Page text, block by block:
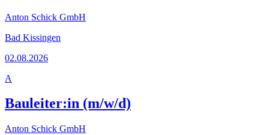
Anton Schick GmbH
Bad Kissingen
02.08.2026
A
Bauleiter:in (m/w/d)
Anton Schick GmbH